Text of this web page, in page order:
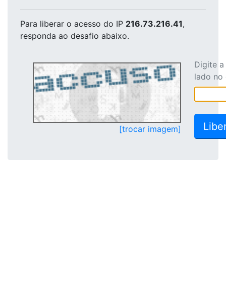
Para liberar o acesso do IP 216.73.216.41,
responda ao desafio abaixo.
[trocar imagem]
Digite
lado no